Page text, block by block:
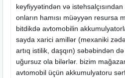
keyfiyyətindən və istehsalçısından
onların hamısı müəyyən resursa
bitdikdə avtomobilin
sayda xarici amillər (mexaniki
artıq istilik, daşqın) səbəbindən
uğursuz ola bilərlər. bizim
avtomobil üçün akkumulyatoru